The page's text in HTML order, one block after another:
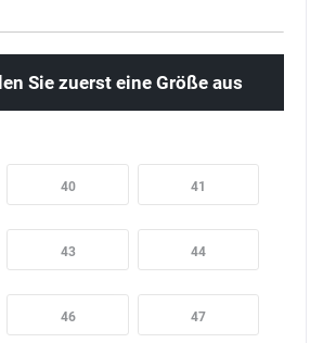
Sie zuerst eine Größe aus
40 41
43 44
46 47